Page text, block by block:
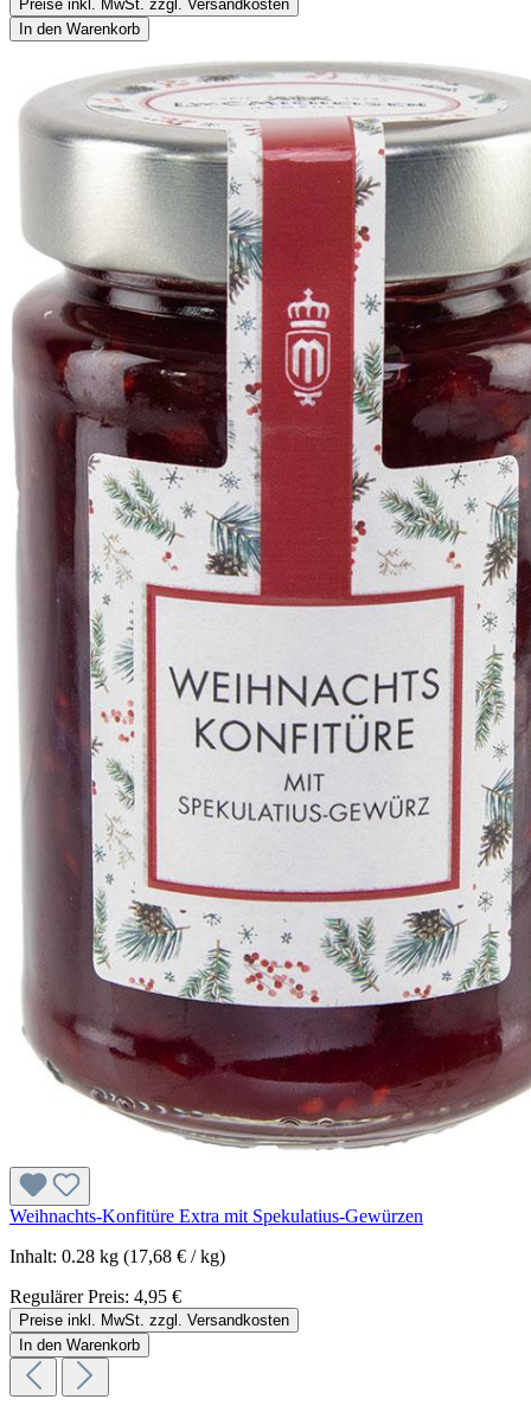
Preise inkl. MwSt. zzgl. Versandkosten
In den Warenkorb
Weihnachts-Konfitüre Extra mit Spekulatius-Gewürzen
Inhalt: 0.28 kg (17,68 € / kg)
Regulärer Preis: 4,95 €
Preise inkl. MwSt. zzgl. Versandkosten
In den Warenkorb